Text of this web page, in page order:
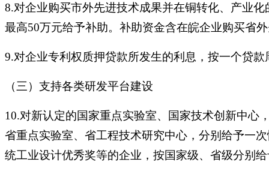
8.对企业购买市外先进技术成果并在铜转化、产业
最高50万元给予补助。补助资金含在皖企业购买省
9.对企业专利权质押贷款所发生的利息，按一个贷
（三）支持各类研发平台建设
10.对新认定的国家重点实验室、国家技术创新中心
省重点实验室、省工程技术研究中心，分别给予一
统工业设计优秀奖等的企业，按国家级、省级分别